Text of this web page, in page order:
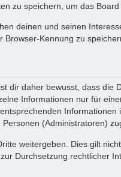
zu speichern, um das
deinen und seinen
Kennung zu
dir daher bewusst, dass die
Informationen nur für
(Administratoren)
weitergeben. Dies gilt
Durchsetzung rechtlicher